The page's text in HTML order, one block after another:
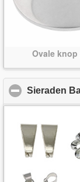
Ovale knop
Sieraden